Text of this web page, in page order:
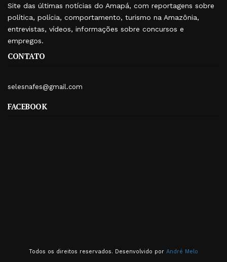
Site das últimas notícias do Amapá, com reportagens sobre
política, polícia, comportamento, turismo na Amazônia,
entrevistas, vídeos, informações sobre concursos e
empregos.
CONTATO
selesnafes@gmail.com
FACEBOOK
Todos os direitos reservados. Desenvolvido por André Melo